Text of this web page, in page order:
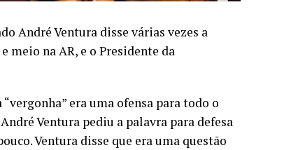
André Ventura disse várias vezes a
meio na AR, e o Presidente da
era uma ofensa para todo o
Ventura pediu a palavra para defesa
Ventura disse que era uma questão